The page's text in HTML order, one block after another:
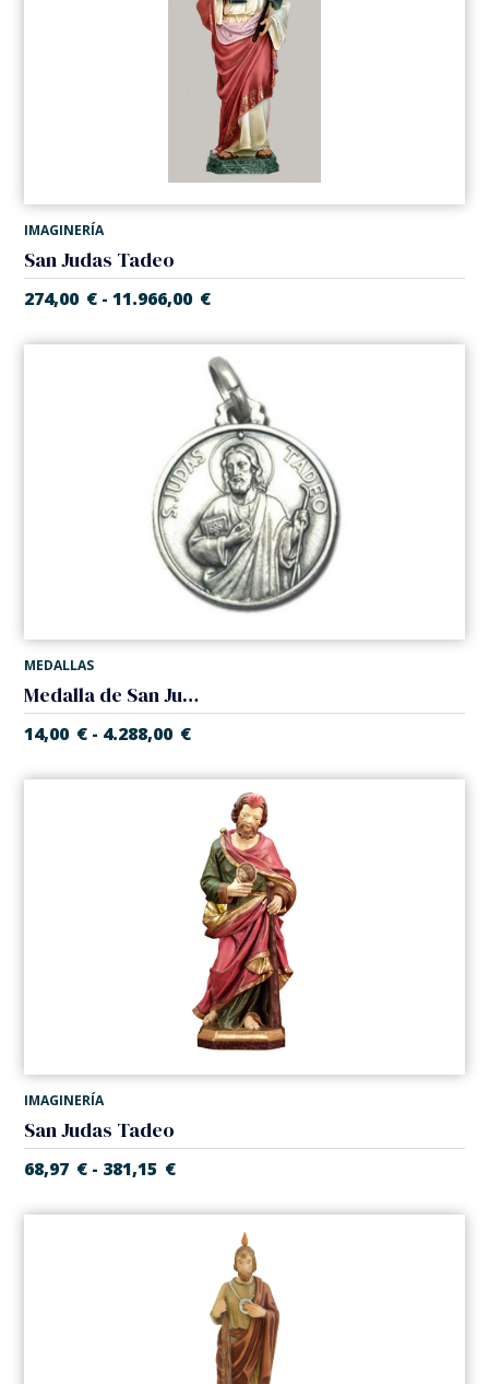
IMAGINERÍA
San Judas Tadeo
274,00 € - 11.966,00 €
MEDALLAS
Medalla de San Judas Tadeo
14,00 € - 4.288,00 €
IMAGINERÍA
San Judas Tadeo
68,97 € - 381,15 €